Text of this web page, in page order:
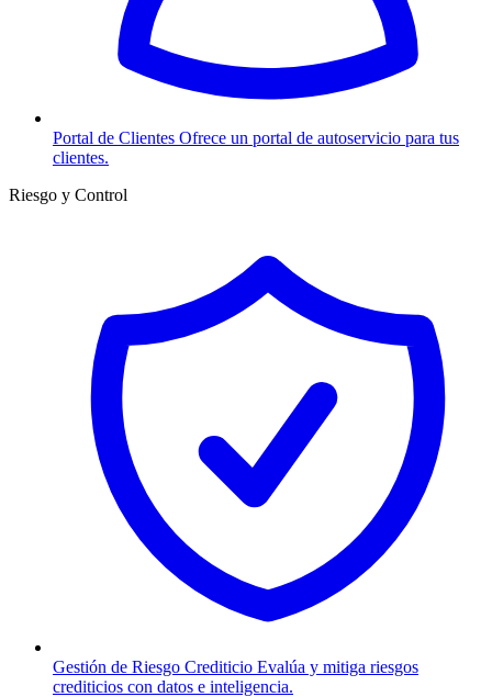
Portal de Clientes Ofrece un portal de autoservicio para tus
clientes.
Riesgo y Control
Gestión de Riesgo Crediticio Evalúa y mitiga riesgos
crediticios con datos e inteligencia.